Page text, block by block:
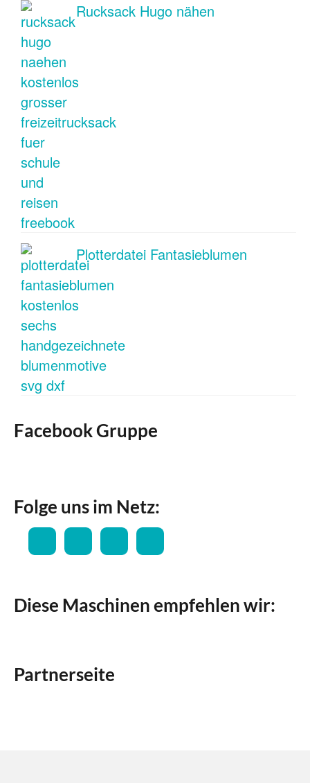
Rucksack Hugo nähen
Plotterdatei Fantasieblumen
Facebook Gruppe
Folge uns im Netz:
Diese Maschinen empfehlen wir:
Partnerseite